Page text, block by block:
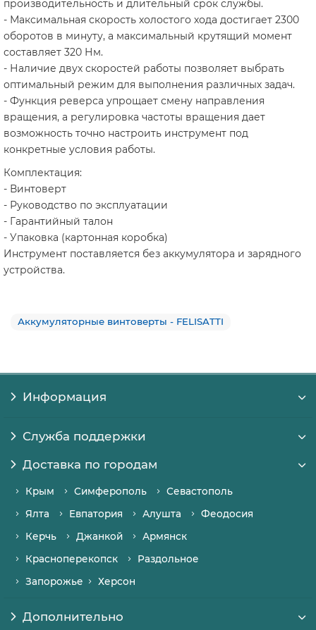
производительность и длительный срок службы.
- Максимальная скорость холостого хода достигает 2300
оборотов в минуту, а максимальный крутящий момент
составляет 320 Нм.
- Наличие двух скоростей работы позволяет выбрать
оптимальный режим для выполнения различных задач.
- Функция реверса упрощает смену направления
вращения, а регулировка частоты вращения дает
возможность точно настроить инструмент под
конкретные условия работы.
Комплектация:
- Винтоверт
- Руководство по эксплуатации
- Гарантийный талон
- Упаковка (картонная коробка)
Инструмент поставляется без аккумулятора и зарядного
устройства.
Аккумуляторные винтоверты - FELISATTI
Информация
Служба поддержки
Доставка по городам
Крым Симферополь
Севастополь
Ялта
Евпатория Алушта
Феодосия
Керчь
Джанкой
Армянск
Красноперекопск
Раздольное
Запорожье
Херсон
Дополнительно